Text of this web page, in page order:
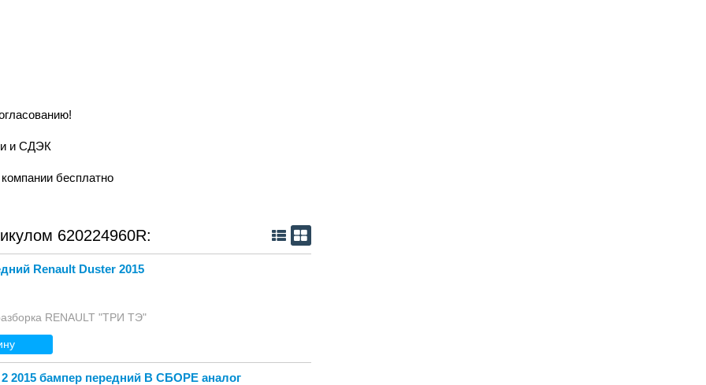
и СДЭК
бесплатно
620224960R:
Renault Duster 2015
RENAULT "ТРИ ТЭ"
2 2015 бампер передний В СБОРЕ аналог